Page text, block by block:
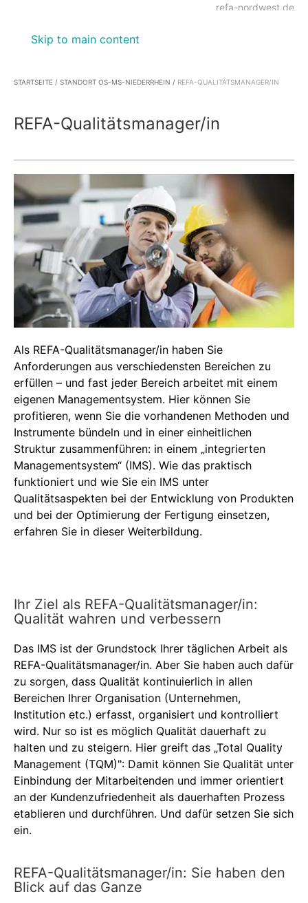
Skip to main content
refa-nordwest.de
STARTSEITE / STANDORT OS-MS-NIEDERRHEIN / REFA-QUALITÄTSMANAGER/IN
REFA-Qualitätsmanager/in
Als REFA-Qualitätsmanager/in haben Sie
Anforderungen aus verschiedensten Bereichen zu
erfüllen – und fast jeder Bereich arbeitet mit einem
eigenen Managementsystem. Hier können Sie
profitieren, wenn Sie die vorhandenen Methoden und
Instrumente bündeln und in einer einheitlichen
Struktur zusammenführen: in einem „integrierten
Managementsystem“ (IMS). Wie das praktisch
funktioniert und wie Sie ein IMS unter
Qualitätsaspekten bei der Entwicklung von Produkten
und bei der Optimierung der Fertigung einsetzen,
erfahren Sie in dieser Weiterbildung.
Ihr Ziel als REFA-Qualitätsmanager/in:
Qualität wahren und verbessern
Das IMS ist der Grundstock Ihrer täglichen Arbeit als
REFA-Qualitätsmanager/in. Aber Sie haben auch dafür
zu sorgen, dass Qualität kontinuierlich in allen
Bereichen Ihrer Organisation (Unternehmen,
Institution etc.) erfasst, organisiert und kontrolliert
wird. Nur so ist es möglich Qualität dauerhaft zu
halten und zu steigern. Hier greift das „Total Quality
Management (TQM)": Damit können Sie Qualität unter
Einbindung der Mitarbeitenden und immer orientiert
an der Kundenzufriedenheit als dauerhaften Prozess
etablieren und durchführen. Und dafür setzen Sie sich
ein.
REFA-Qualitätsmanager/in: Sie haben den
Blick auf das Ganze